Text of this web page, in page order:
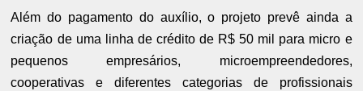
Além do pagamento do auxílio, o projeto prevê ainda a
criação de uma linha de crédito de R$ 50 mil para micro e
pequenos empresários, microempreendedores,
cooperativas e diferentes categorias de profissionais